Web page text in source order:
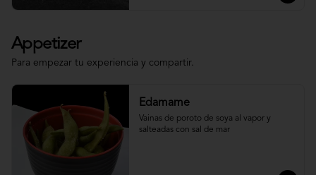
Appetizer
Para empezar tu experiencia y compartir.
Edamame
Vainas de poroto de soya al vapor y
salteadas con sal de mar